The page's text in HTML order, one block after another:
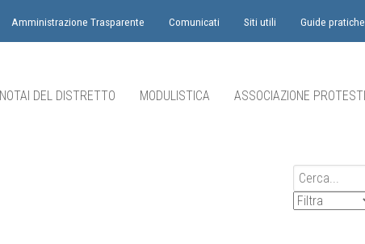
Amministrazione Trasparente Comunicati Siti utili Guide pratiche
NOTAI DEL DISTRETTO MODULISTICA ASSOCIAZIONE PROTESTI